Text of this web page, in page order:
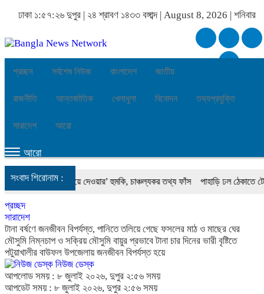
ঢাকা ১:৫৭:২৬ দুপুর| ২৪ শ্রাবণ ১৪৩৩ বঙ্গাব্দ | August 8, 2026 | শনিবার
প্রচ্ছদ সর্বশেষ নিউজ বাংলাদেশ জাতীয়
রাজনীতি আন্তর্জাতিক খেলাধুলা বিনোদন তথ্যপ্রযুক্তি
সারাদেশ আরো
আরো
সংবাদ শিরোনাম :
‘বোমা মেরে উড়িয়ে দেওয়ার’ হুমকি, চাঞ্চল্যকর তথ্য ফাঁস পাহাড়ি ঢল ঠেকাতে টেকসই
প্রচ্ছদ
সারাদেশ
টানা বর্ষণে জনজীবন বিপর্যস্ত, পানিতে তলিয়ে গেছে ফসলের মাঠ ও মাছের ঘের
মৌসুমি নিম্নচাপ ও সক্রিয় মৌসুমি বায়ুর প্রভাবে টানা চার দিনের ভারী বৃষ্টিতে
পটুয়াখালীর বাউফল উপজেলায় জনজীবন বিপর্যস্ত হয়ে
নিউজ ডেস্ক
আপলোড সময় : ৮ জুলাই ২০২৬, দুপুর ২:৫৬ সময়
আপডেট সময় : ৮ জুলাই ২০২৬, দুপুর ২:৫৬ সময়